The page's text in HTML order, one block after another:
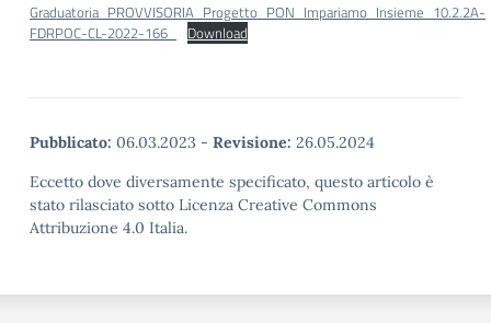
Graduatoria_PROVVISORIA_Progetto_PON_Impariamo_Insieme_10.2.2A-
FDRPOC-CL-2022-166_
Download
Pubblicato: 06.03.2023 - Revisione: 26.05.2024
Eccetto dove diversamente specificato, questo articolo è
stato rilasciato sotto Licenza Creative Commons
Attribuzione 4.0 Italia.